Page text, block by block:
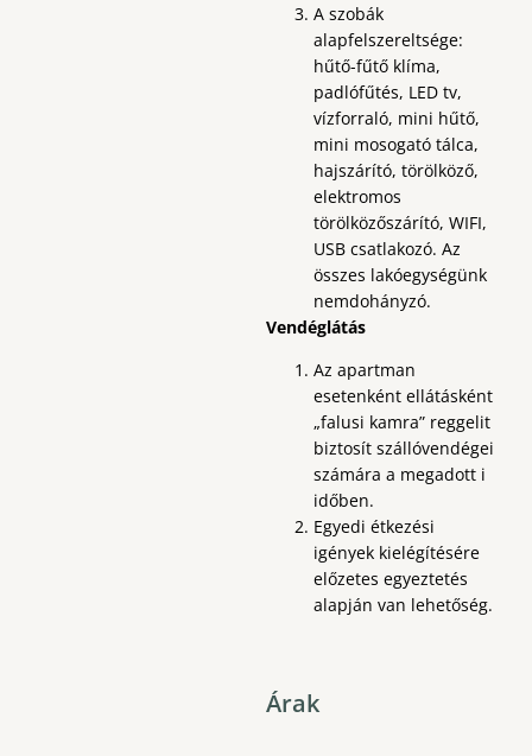
A szobák
alapfelszereltsége:
hűtő-fűtő klíma,
padlófűtés, LED tv,
vízforraló, mini hűtő,
mini mosogató tálca,
hajszárító, törölköző,
elektromos
törölközőszárító, WIFI,
USB csatlakozó. Az
összes lakóegységünk
nemdohányzó.
Vendéglátás
Az apartman
esetenként ellátásként
„falusi kamra” reggelit
biztosít szállóvendégei
számára a megadott i
időben.
Egyedi étkezési
igények kielégítésére
előzetes egyeztetés
alapján van lehetőség.
Árak